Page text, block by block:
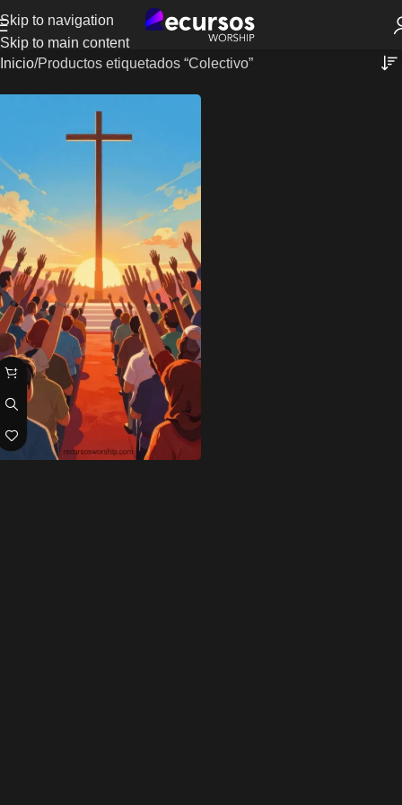
Skip to navigation
Skip to main content
Inicio Productos etiquetados “Colectivo”